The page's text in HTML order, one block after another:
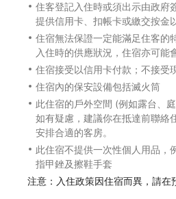
住客登記入住時或須出示由政府
提供信用卡、扣帳卡或繳交按金
住宿無法保證一定能滿足住客的
入住時的供應狀況，住宿亦可能
住宿接受以信用卡付款；不接受
住宿內的保安設備包括滅火筒
此住宿的戶外空間 (例如露台、
如有疑慮，建議你在抵達前聯絡
安排合適的客房。
此住宿不提供一次性個人用品，
指甲銼及擦鞋手套
注意：入住政策因住宿而異，請在